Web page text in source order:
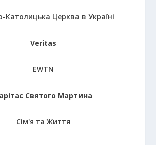
Католицька Церква в Україні
Veritas
EWTN
Святого Мартина
Сім'я та Життя